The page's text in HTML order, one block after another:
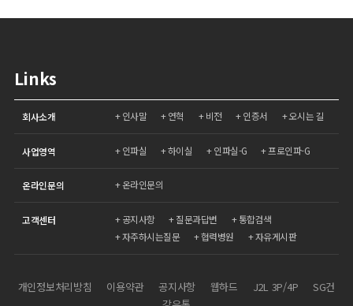
Links
회사소개 인사말 연혁 비전 인증서 오시는 길
사업영역 인파실 하이실 인파실-G 프로인파-G
온라인문의 온라인문의
고객센터 공지사항 질문과답변
통합검색
자주하시는질문
협력병원 자유게시판
개인정보처리방침 이용약관 공지사항 웹하드 J2L 3P/4P
SG건